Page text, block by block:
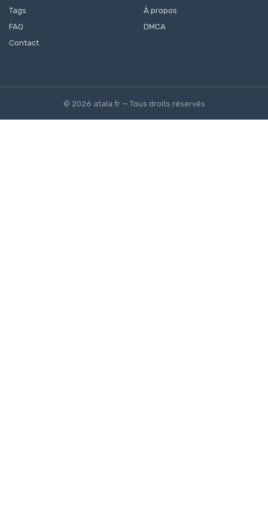
Tags
FAQ
Contact
À propos
DMCA
© 2026 atala.fr — Tous droits réservés